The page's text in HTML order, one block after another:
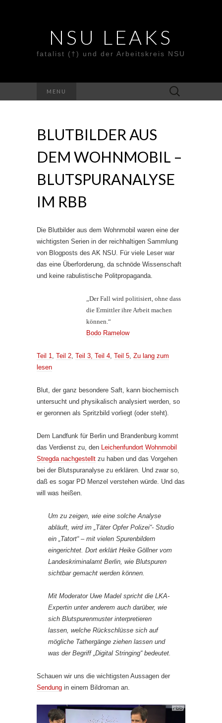
NSU LEAKS
fatalist (†) und der Arbeitskreis NSU
MENU
Suche
nach:
BLUTBILDER AUS
DEM WOHNMOBIL –
BLUTSPURANALYSE
IM RBB
Die Blutbilder aus dem Wohnmobil waren eine der
wichtigsten Serien in der reichhaltigen Sammlung
von Blogposts des AK NSU. Für viele Leser war
das eine Überforderung, da schnöde Wissenschaft
und keine rabulistische Politpropaganda.
„Der Fall wird politisiert, ohne dass
die Ermittler ihre Arbeit machen
können.“
Bodo Ramelow
Teil 1, Teil 2, Teil 3, Teil 4, Teil 5, Zu lang zum
lesen
Blut, der ganz besondere Saft, kann biochemisch
untersucht und physikalisch analysiert werden, so
er geronnen als Spritzbild vorliegt (oder steht).
Dem Landfunk für Berlin und Brandenburg kommt
das Verdienst zu, den Leichenfundort Wohnmobil
Stregda nachgestellt zu haben und das Vorgehen
bei der Blutspuranalyse zu erklären. Und zwar so,
daß es sogar PD Menzel verstehen würde. Und das
will was heißen.
Um zu zeigen, wie eine solche Analyse
abläuft, wird im „Täter Opfer Polizei“- Studio
ein „Tatort“ – mit vielen Spurenbildern
eingerichtet. Dort erklärt Heike Göllner vom
Landeskriminalamt Berlin, wie Blutspuren
sichtbar gemacht werden können.
Mit Moderator Uwe Madel spricht die LKA-
Expertin unter anderem auch darüber, wie
sich Blutspurenmuster interpretieren
lassen, welche Rückschlüsse sich auf
mögliche Tathergänge ziehen lassen und
was der Begriff „Digital Stringing“ bedeutet.
Schauen wir uns die wichtigsten Aussagen der
Sendung in einem Bildroman an.